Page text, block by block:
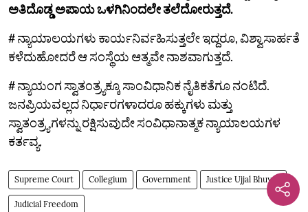
ಅತಿದೊಡ್ಡ ಅಪಾಯ ಒಳಗಿನಿಂದಲೇ ತಲೆದೋರುತ್ತದೆ.
# ನ್ಯಾಯಾಲಯಗಳು ಕಾರ್ಯನಿರ್ವಹಿಸುತ್ತಲೇ ಇದ್ದರೂ, ವಿಶ್ವಾಸಾರ್ಹತೆ
ಕಳೆದುಹೋದರೆ ಆ ಸಂಸ್ಥೆಯ ಆತ್ಮವೇ ನಾಶವಾಗುತ್ತದೆ.
# ನ್ಯಾಯಂಗ ಸ್ವಾತಂತ್ರ್ಯಕ್ಕೂ ಸಾಂವಿಧಾನಿಕ ನೈತಿಕತೆಗೂ ನಂಟಿದೆ.
ಜನಪ್ರಿಯವಲ್ಲದ ನಿರ್ಧಾರಗಳಾದರೂ ಹಕ್ಕುಗಳು ಮತ್ತು
ಸ್ವಾತಂತ್ರ್ಯಗಳನ್ನು ರಕ್ಷಿಸುವುದೇ ಸಂವಿಧಾನಾತ್ಮಕ ನ್ಯಾಯಾಲಯಗಳ
ಕರ್ತವ್ಯ.
Supreme Court Collegium Government Justice Ujjal Bhuyan
Judicial Freedom